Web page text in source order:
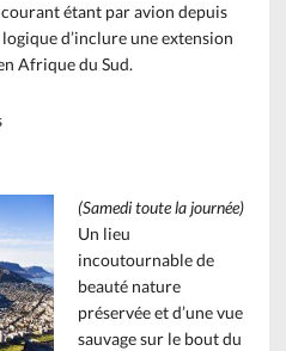
étant par avion depuis
d’inclure une extension
Afrique du Sud.
(Samedi toute la journée)
Un lieu
incoutournable de
beauté nature
préservée et d’une vue
sauvage sur le bout du